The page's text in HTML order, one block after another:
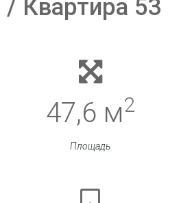
Квартира 53
47,6 м2
Площадь